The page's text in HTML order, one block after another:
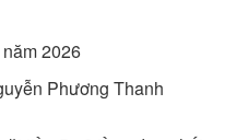
2026
Phương Thanh